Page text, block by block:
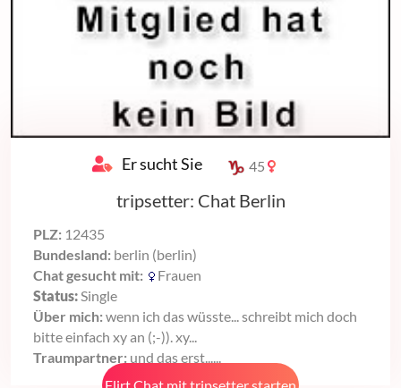
Er sucht Sie 45
tripsetter: Chat Berlin
PLZ: 12435
Bundesland: berlin (berlin)
Chat gesucht mit:
Frauen
Status:Single
Über mich: wenn ich das wüsste... schreibt mich doch
bitte einfach xy an (;-)). xy...
Traumpartner: und das erst......